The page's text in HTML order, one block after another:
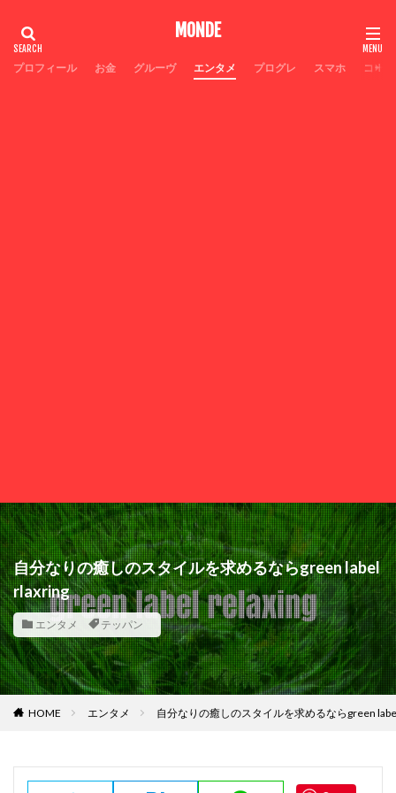
MONDE
プロフィール お金 グルーヴ エンタメ プログレ スマホ コー
自分なりの癒しのスタイルを求めるならgreen label
rlaxring
エンタメ テッパン
HOME エンタメ 自分なりの癒しのスタイルを求めるならgreen